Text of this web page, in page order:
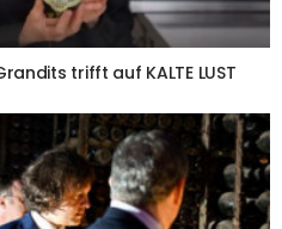
trifft auf KALTE LUST